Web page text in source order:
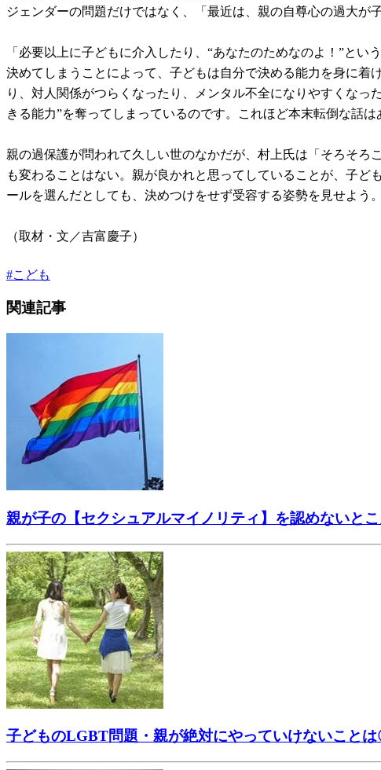
ジェンダーの問題だけではなく、「最近は、親の自尊心の過大が
「必要以上に子どもに介入したり、“あなたのためなのよ！”と
決めてしまうことによって、子どもは自分で決める能力を身に
り、対人関係がつらくなったり、メンタル不全になりやすくな
きる能力”を奪ってしまっているのです。これほど本末転倒な話は
親の過保護が問われて久しい世のなかだが、村上氏は「そろそ
も変わることはない。親が良かれと思ってしていることが、子
ールを選んだとしても、決めつけをせず受容する姿勢を見せよ
（取材・文／吉富慶子）
#こども
関連記事
親が子の【セクシュアルマイノリティ】を認めないと
子どものLGBT問題・親が絶対にやっていけないことは